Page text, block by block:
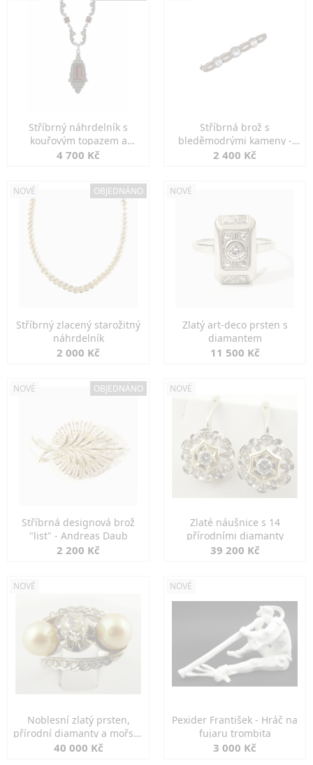
Stříbrný náhrdelník s
kouřovým topazem a
markazity
4 700 Kč
Stříbrná brož s
bleděmodrými kameny -
jemná elegance
2 400 Kč
NOVÉ OBJEDNÁNO
Stříbrný zlacený starožitný
náhrdelník
2 000 Kč
NOVÉ
Zlatý art-deco prsten s
diamantem
11 500 Kč
NOVÉ OBJEDNÁNO
Stříbrná designová brož
"list" - Andreas Daub
2 200 Kč
NOVÉ
Zlaté náušnice s 14
přírodními diamanty
39 200 Kč
NOVÉ
Noblesní zlatý prsten,
přírodní diamanty a mořské
perly
40 000 Kč
NOVÉ
Pexider František - Hráč na
fujaru trombita
3 000 Kč